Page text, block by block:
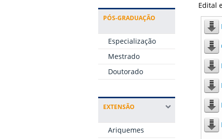
PÓS-GRADUAÇÃO
Especialização
Mestrado
Doutorado
EXTENSÃO
Ariquemes
Edital